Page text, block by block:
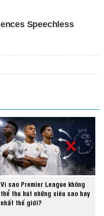
Vì sao Premier League không
thể thu hút những siêu sao hay
nhất thế giới?